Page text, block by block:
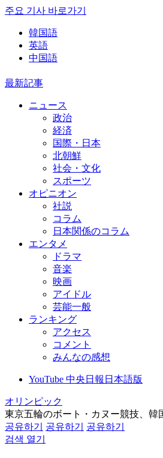
주요 기사 바로가기
韓国語
英語
中国語
最新記事
ニュース
政治
経済
国際・日本
北朝鮮
社会・文化
スポーツ
オピニオン
社説
コラム
日本関係のコラム
エンタメ
ドラマ
音楽
映画
アイドル
芸能一般
ランキング
アクセス
コメント
みんなの感想
YouTube 中央日報日本語版
オリンピック
東京五輪のボート・カヌー競技、韓
공유하기
공유하기
공유하기
검색 열기